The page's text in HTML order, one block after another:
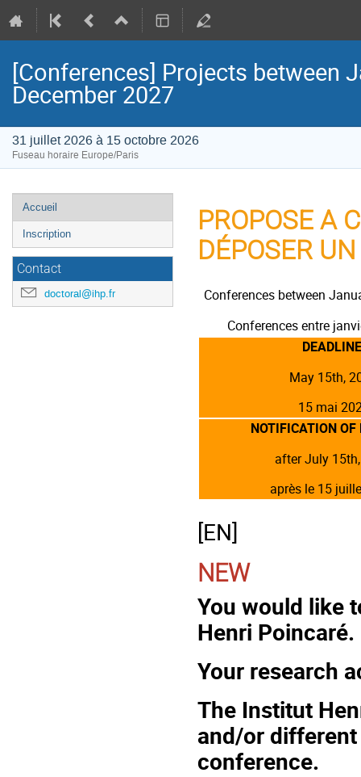
[Conferences] Projects between
December 2027
31 juillet 2026 à 15 octobre 2026
Fuseau horaire Europe/Paris
Menu
de
l'événement
Accueil
Inscription
Contact
doctoral@ihp.fr
PROPOSE A
DÉPOSER
Conferences between
Conferences entre
May 15th,
15 mai
NOTIFICATION OF
after July
après le 15
[EN]
NEW
You would like
Henri Poincaré.
Your research
The Institut
and/or
conference.